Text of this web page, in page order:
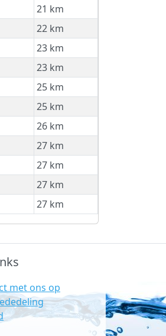
21 km
22 km
23 km
23 km
25 km
25 km
26 km
27 km
27 km
27 km
27 km
met ons op